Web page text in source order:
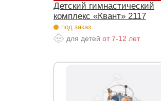
Детский гимнастический
комплекс «Квант» 2117
под заказ.
для детей от 7-12 лет